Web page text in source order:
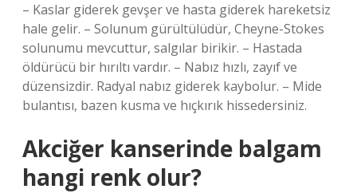
– Kaslar giderek gevşer ve hasta giderek hareketsiz
hale gelir. – Solunum gürültülüdür, Cheyne-Stokes
solunumu mevcuttur, salgılar birikir. – Hastada
öldürücü bir hırıltı vardır. – Nabız hızlı, zayıf ve
düzensizdir. Radyal nabız giderek kaybolur. – Mide
bulantısı, bazen kusma ve hıçkırık hissedersiniz.
Akciğer kanserinde balgam
hangi renk olur?